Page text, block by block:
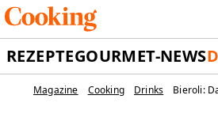
REZEPTEGOURMET-NEWS
Magazine Cooking Drinks Bieroli: